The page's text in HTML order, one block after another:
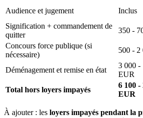
Audience et jugement Inclus
Signification + commandement de
quitter
350 -
Concours force publique (si
nécessaire)
500 - 2
Déménagement et remise en état
3 000 -
EUR
Total hors loyers impayés
6 100 -
EUR
À ajouter : les loyers impayés pendant la